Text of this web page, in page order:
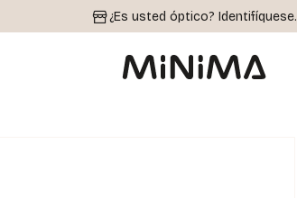
¿Es usted óptico? Identifíquese.